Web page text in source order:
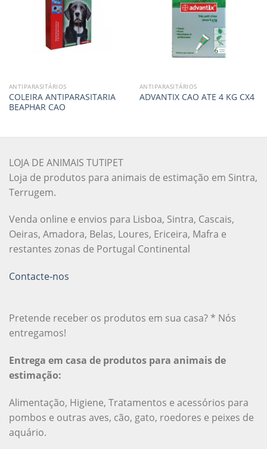
ANTIPARASITÁRIOS
COLEIRA ANTIPARASITARIA
BEAPHAR CAO
ANTIPARASITÁRIOS
ADVANTIX CAO ATE 4 KG CX4
LOJA DE ANIMAIS TUTIPET
Loja de produtos para animais de estimação em Sintra,
Terrugem.
Venda online e envios para Lisboa, Sintra, Cascais,
Oeiras, Amadora, Belas, Loures, Ericeira, Mafra e
restantes zonas de Portugal Continental
Contacte-nos
Pretende receber os produtos em sua casa? * Nós
entregamos!
Entrega em casa de produtos para animais de
estimação:
Alimentação, Higiene, Tratamentos e acessórios para
pombos e outras aves, cão, gato, roedores e peixes de
aquário.